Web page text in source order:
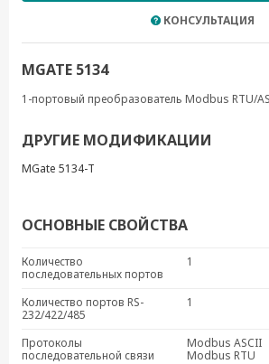
КОНСУЛЬТАЦИЯ
MGATE 5134
1-портовый преобразователь Modbus RTU/
ДРУГИЕ МОДИФИКАЦИИ
MGate 5134-T
ОСНОВНЫЕ СВОЙСТВА
Количество
последовательных портов
1
Количество портов RS-
232/422/485
1
Протоколы
последовательной связи
Modbus ASCII
Modbus RTU